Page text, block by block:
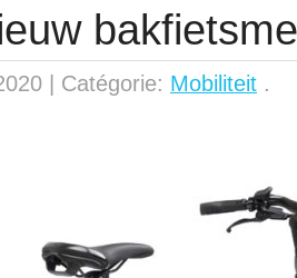
| Catégorie: Mobiliteit .